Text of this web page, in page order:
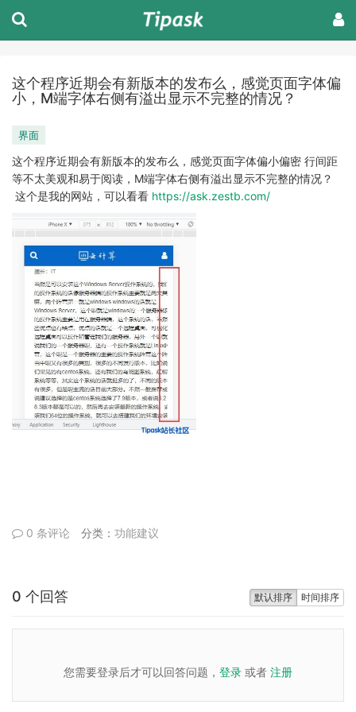
这个程序近期会有新版本的发布么，感觉页面字体偏
小，M端字体右侧有溢出显示不完整的情况？
界面
这个程序近期会有新版本的发布么，感觉页面字体偏小偏密 行间距
等不太美观和易于阅读，M端字体右侧有溢出显示不完整的情况？
这个是我的网站，可以看看 https://ask.zestb.com/
0 条评论 分类： 功能建议
默认排序 时间排序
0 个回答
您需要登录后才可以回答问题， 登录 或者 注册